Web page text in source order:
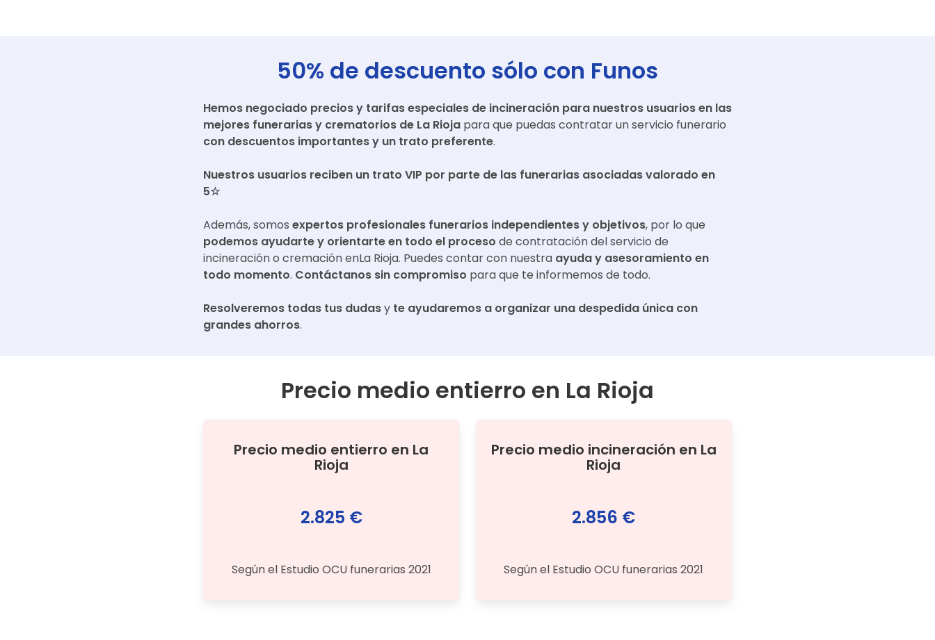
50% de descuento sólo con Funos
Hemos negociado precios y tarifas especiales de incineración para nuestros usuarios en las
mejores funerarias y crematorios de La Rioja para que puedas contratar un servicio funerario
con descuentos importantes y un trato preferente.
Nuestros usuarios reciben un trato VIP por parte de las funerarias asociadas valorado en
5☆
Además, somos expertos profesionales funerarios independientes y objetivos, por lo que
podemos ayudarte y orientarte en todo el proceso de contratación del servicio de
incineración o cremación enLa Rioja. Puedes contar con nuestra ayuda y asesoramiento en
todo momento. Contáctanos sin compromiso para que te informemos de todo.
Resolveremos todas tus dudasy te ayudaremos a organizar una despedida única con
grandes ahorros.
Precio medio entierro en La Rioja
Precio medio entierro en La
Rioja
2.825 €
Según el Estudio OCU funerarias 2021
Precio medio incineración en La
Rioja
2.856 €
Según el Estudio OCU funerarias 2021